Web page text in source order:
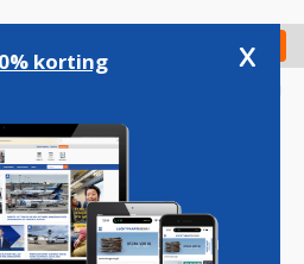
Check in
korting x